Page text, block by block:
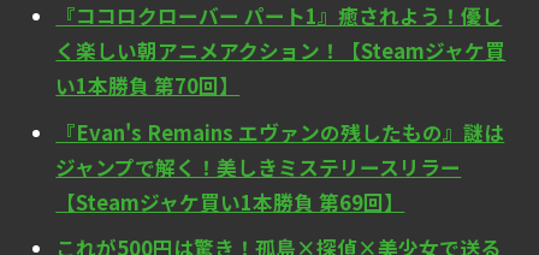
『ココロクローバー パート1』癒されよう！優し
く楽しい朝アニメアクション！【Steamジャケ買
い1本勝負 第70回】
『Evan's Remains エヴァンの残したもの』謎は
ジャンプで解く！美しきミステリースリラー
【Steamジャケ買い1本勝負 第69回】
これが500円は驚き！孤島×探偵×美少女で送る